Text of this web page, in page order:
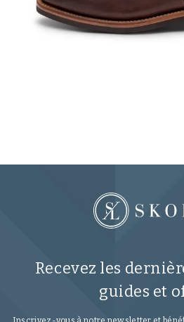
Recevez les
guides et